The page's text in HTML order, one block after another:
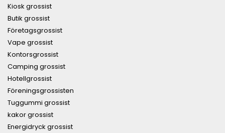
Kiosk grossist
Butik grossist
Företagsgrossist
Vape grossist
Kontorsgrossist
Camping grossist
Hotellgrossist
Föreningsgrossisten
Tuggummi grossist
kakor grossist
Energidryck grossist